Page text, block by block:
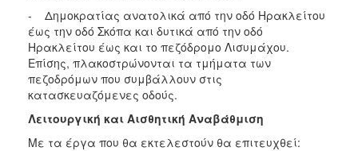
- Δημοκρατίας ανατολικά από την οδό Ηρακλείτου
έως την οδό Σκόπα και δυτικά από την οδό
Ηρακλείτου έως και το πεζόδρομο Λισυμάχου.
Επίσης, πλακοστρώνονται τα τμήματα των
πεζοδρόμων που συμβάλλουν στις
κατασκευαζόμενες οδούς.
Λειτουργική και Αισθητική Αναβάθμιση
Με τα έργα που θα εκτελεστούν θα επιτευχθεί: